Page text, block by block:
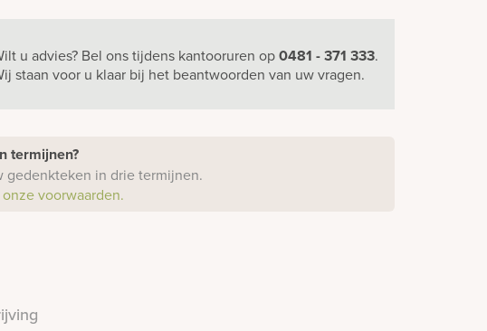
u advies? Bel onstijdens kantooruren op0481 - 371 333.
staan voor u klaar bij het beantwoorden van uw vragen.
termijnen?
gedenkteken in drie termijnen.
voorwaarden.